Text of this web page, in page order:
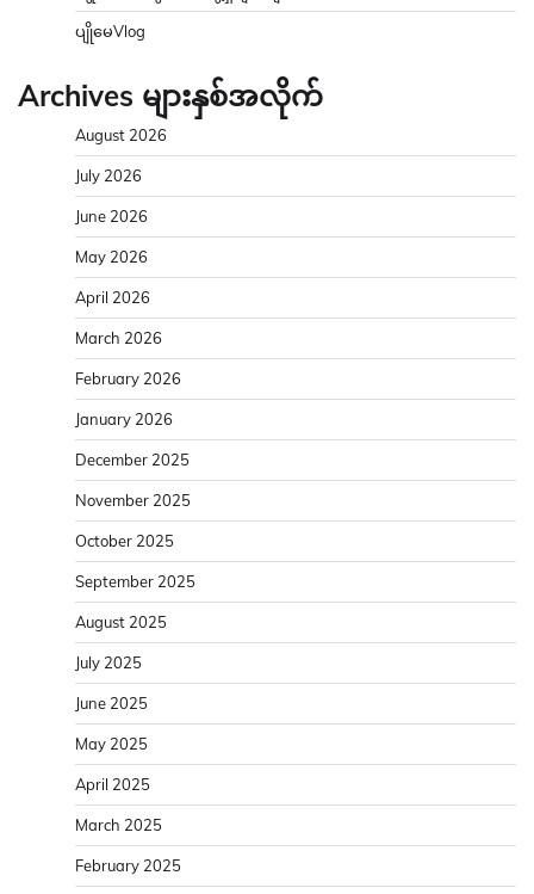
ပျိုမေVlog
Archives များနှစ်အလိုက်
August 2026
July 2026
June 2026
May 2026
April 2026
March 2026
February 2026
January 2026
December 2025
November 2025
October 2025
September 2025
August 2025
July 2025
June 2025
May 2025
April 2025
March 2025
February 2025